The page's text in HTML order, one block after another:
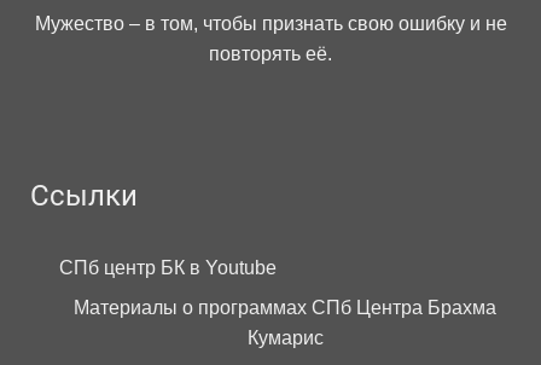
Мужество – в том, чтобы признать свою ошибку и не
повторять её.
Ссылки
СПб центр БК в Youtube
Материалы о программах СПб Центра Брахма
Кумарис